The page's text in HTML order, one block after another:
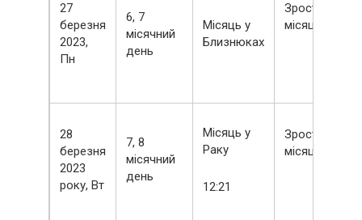
27
березня
2023,
Пн
6, 7
місячний
день
Місяць у
Близнюках
Зростаючий
місяць
28
березня
2023
року, Вт
7, 8
місячний
день
Місяць у
Раку
12:21
Зростаючий
місяць